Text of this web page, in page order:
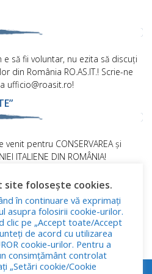
să fii voluntar, nu ezita să discuți
din România RO.AS.IT.! Scrie-ne
ufficio@roasit.ro!
pentru CONSERVAREA și
ITALIENE DIN ROMÂNIA!
Politica privind fișierele cookies
Personal
site folosește cookies.
în continuare vă exprimați
asupra folosirii cookie-urilor.
clic pe „Accept toate/Accept
de acord cu utilizarea
cookie-urilor. Pentru a
consimțământ controlat
„Setări cookie/Cookie